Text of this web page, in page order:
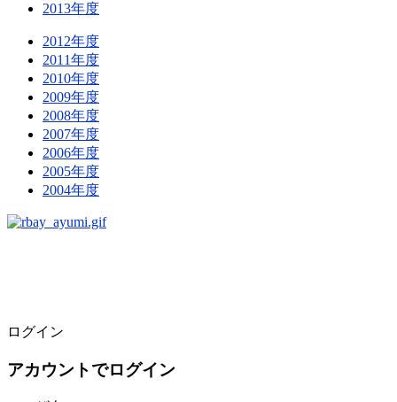
2013年度
2012年度
2011年度
2010年度
2009年度
2008年度
2007年度
2006年度
2005年度
2004年度
ログイン
アカウントでログイン